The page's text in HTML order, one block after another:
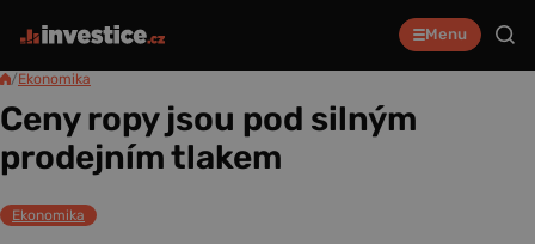
Menu
/Ekonomika
Ceny ropy jsou pod silným
prodejním tlakem
Ekonomika